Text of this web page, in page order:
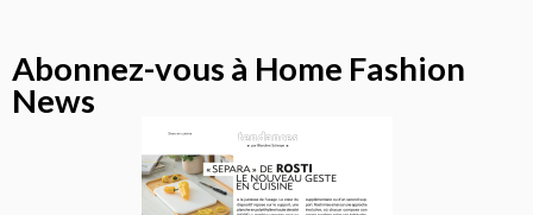
Abonnez-vous à Home Fashion
News